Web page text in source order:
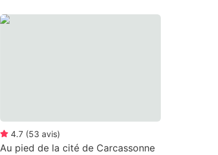
4.7 (53 avis)
Au pied de la cité de Carcassonne